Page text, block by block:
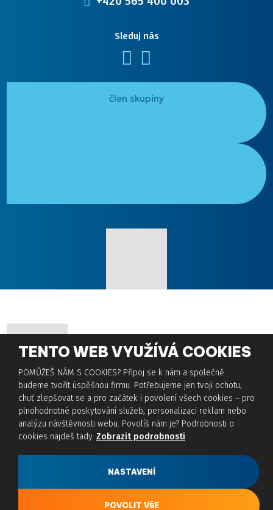
Sleduj nás
Facebook
člen skupiny
© 2026, HTP s.r.o., vytvořila eBRÁNA s.r.o.
Podmínky použití |Mapa stránek | Nastavení cookies
Tento web je chráněn pomocí Google ReCAPTCHA a platí pro něj
zásady ochrany osobních údajů
TENTO WEB VYUŽÍVÁ COOKIES
POMŮŽEŠ NÁM S COOKIES? Připoj se k nám a společně
budeme tvořit úspěšnou firmu. Potřebujeme jen tvoji ochotu,
chuť zlepšovat se a pro začátek i povolení všech cookies – pro
plnohodnotné poskytování služeb, personalizaci reklam nebo
analýzu návštěvnosti webu. Povolíš nám je? Podrobnosti o
cookies najdeš tady. Zobrazit podrobnosti
NASTAVENÍ
POVOLIT VŠE